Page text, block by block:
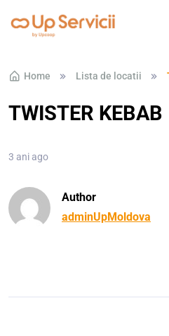
Skip to navigation
Skip to content
Home Lista de locatii
TWISTER KEBAB
3 ani ago
Author
adminUpMoldova